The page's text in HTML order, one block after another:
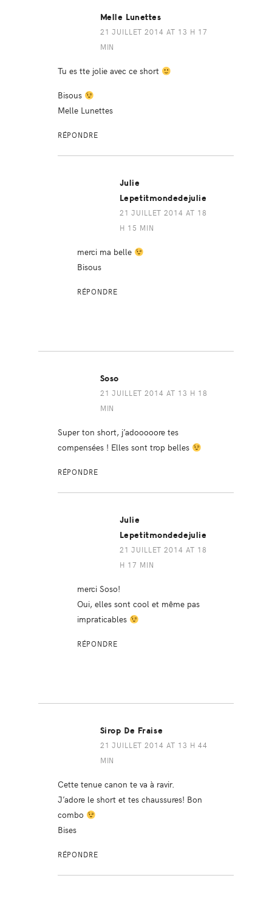
Melle Lunettes
21 JUILLET 2014 AT 13 H 17
MIN
Tu es tte jolie avec ce short
Bisous
Melle Lunettes
RÉPONDRE
Julie
Lepetitmondedejulie
21 JUILLET 2014 AT 18
H 15 MIN
merci ma belle
Bisous
RÉPONDRE
Soso
21 JUILLET 2014 AT 13 H 18
MIN
Super ton short, j’adooooore tes
compensées ! Elles sont trop belles
RÉPONDRE
Julie
Lepetitmondedejulie
21 JUILLET 2014 AT 18
H 17 MIN
merci Soso!
Oui, elles sont cool et même pas
impraticables
RÉPONDRE
Sirop De Fraise
21 JUILLET 2014 AT 13 H 44
MIN
Cette tenue canon te va à ravir.
J’adore le short et tes chaussures! Bon
combo
Bises
RÉPONDRE